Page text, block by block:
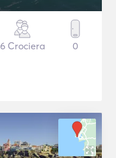
6 Crociera 0